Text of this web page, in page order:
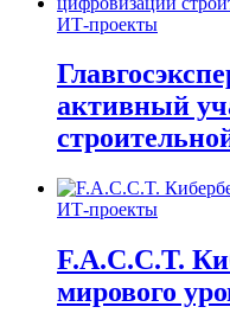
ИТ-проекты
активный
ИТ-проекты
F.A.C.C.T.
мирового